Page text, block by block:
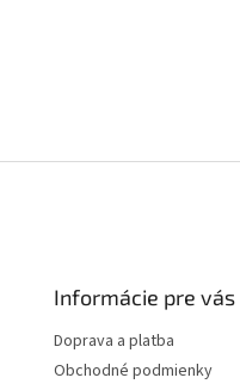
Informácie pre vás
Doprava a platba
Obchodné podmienky